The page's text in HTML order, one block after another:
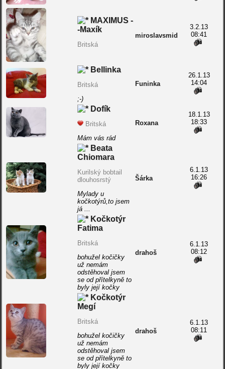
MAXIMUS -
-Maxík
Britská
miroslavsmid
3.2.13
08:41
Bellinka
Britská
;-)
Funinka
26.1.13
14:04
Dofík
Britská
Mám vás rád
Roxana
18.1.13
18:33
Beata
Chiomara
Kurilský bobtail
dlouhosrstý
Mylady u
kočkotýrů,to jsem
já ...
Šárka
6.1.13
16:26
Kočkotýr
Fatima
Britská
bohužel kočičky
už nemám
odstěhoval jsem
se od přítelkyně to
byly její kočky
drahoš
6.1.13
08:12
Kočkotýr
Megí
Britská
bohužel kočičky
už nemám
odstěhoval jsem
se od přítelkyně to
byly její kočky
drahoš
6.1.13
08:11